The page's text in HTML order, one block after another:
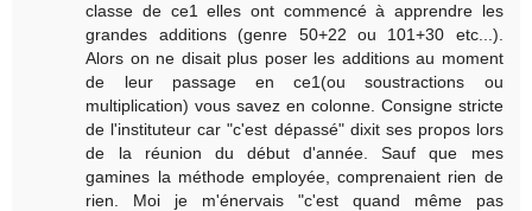
classe de ce1 elles ont commencé à apprendre les
grandes additions (genre 50+22 ou 101+30 etc...).
Alors on ne disait plus poser les additions au moment
de leur passage en ce1(ou soustractions ou
multiplication) vous savez en colonne. Consigne stricte
de l'instituteur car "c'est dépassé" dixit ses propos lors
de la réunion du début d'année. Sauf que mes
gamines la méthode employée, comprenaient rien de
rien. Moi je m'énervais "c'est quand même pas